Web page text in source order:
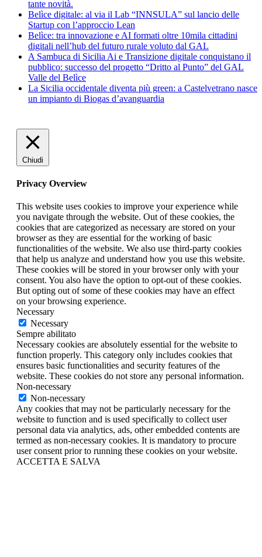
tante novità.
Belìce digitale: al via il Lab “INNSULA” sul lancio delle
Startup con l’approccio Lean
Belìce: tra innovazione e AI formati oltre 10mila cittadini
digitali nell’hub del futuro rurale voluto dal GAL
A Sambuca di Sicilia Ai e Transizione digitale conquistano il
pubblico: successo del progetto “Dritto al Punto” del GAL
Valle del Belìce
La Sicilia occidentale diventa più green: a Castelvetrano nasce
un impianto di Biogas d’avanguardia
Chiudi
Privacy Overview
This website uses cookies to improve your experience while
you navigate through the website. Out of these cookies, the
cookies that are categorized as necessary are stored on your
browser as they are essential for the working of basic
functionalities of the website. We also use third-party cookies
that help us analyze and understand how you use this website.
These cookies will be stored in your browser only with your
consent. You also have the option to opt-out of these cookies.
But opting out of some of these cookies may have an effect
on your browsing experience.
Necessary
Necessary
Sempre abilitato
Necessary cookies are absolutely essential for the website to
function properly. This category only includes cookies that
ensures basic functionalities and security features of the
website. These cookies do not store any personal information.
Non-necessary
Non-necessary
Any cookies that may not be particularly necessary for the
website to function and is used specifically to collect user
personal data via analytics, ads, other embedded contents are
termed as non-necessary cookies. It is mandatory to procure
user consent prior to running these cookies on your website.
ACCETTA E SALVA